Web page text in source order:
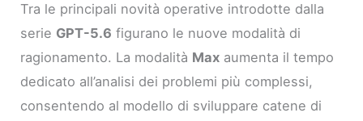
Tra le principali novità operative introdotte dalla
serie GPT-5.6 figurano le nuove modalità di
ragionamento. La modalità Max aumenta il tempo
dedicato all’analisi dei problemi più complessi,
consentendo al modello di sviluppare catene di